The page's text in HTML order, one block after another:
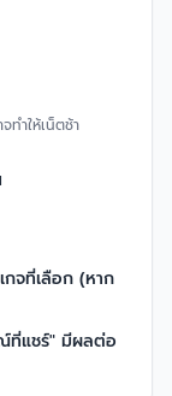
ทำให้เน็ตช้า
จที่เลือก (หาก
ที่แชร์" มีผลต่อ